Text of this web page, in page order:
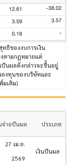
12.61 -38.02
3.59 3.57
0.18 -
ทธิของงบการเงิน
ตามกฎหมายแต่
ปันผลดังกล่าวจะขึ้นอยู่
ลงทุนของบริษัทและ
มเติม)
จ่ายปันผล ประเภท
27 เม.ย.
2569
เงินปันผล